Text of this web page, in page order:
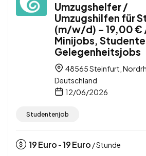
Umzugshelfer /
Umzugshilfen für
(m/w/d) – 19,00 €
Minijobs,
Gelegenheitsjobs
48565 Steinfurt,
Deutschland
12/06/2026
Studentenjob
19Euro -19Euro / Stunde